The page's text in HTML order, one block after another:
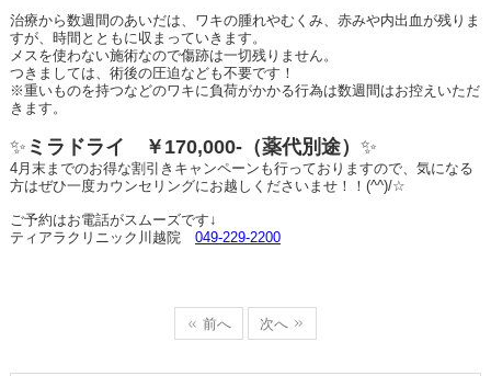
治療から数週間のあいだは、ワキの腫れやむくみ、赤みや内出血が残りま
すが、時間とともに収まっていきます。
メスを使わない施術なので傷跡は一切残りません。
つきましては、術後の圧迫なども不要です！
※重いものを持つなどのワキに負荷がかかる行為は数週間はお控えいただ
きます。
✨ ミラドライ ￥170,000-（薬代別途） ✨
4月末までのお得な割引きキャンペーンも行っておりますので、気になる
方はぜひ一度カウンセリングにお越しくださいませ！！ (^^)/☆
ご予約はお電話がスムーズです↓
ティアラクリニック川越院 049-229-2200
前へ 次へ